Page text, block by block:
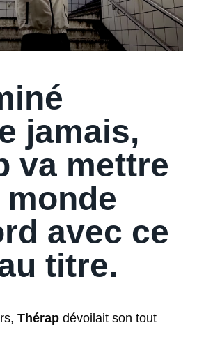
jamais,
va mettre
avec ce
titre.
Thérap dévoilait son tout